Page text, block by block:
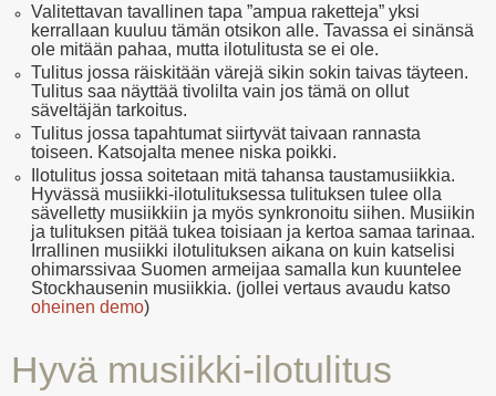
Valitettavan tavallinen tapa ”ampua raketteja” yksi
kerrallaan kuuluu tämän otsikon alle. Tavassa ei sinänsä
ole mitään pahaa, mutta ilotulitusta se ei ole.
Tulitus jossa räiskitään värejä sikin sokin taivas täyteen.
Tulitus saa näyttää tivolilta vain jos tämä on ollut
säveltäjän tarkoitus.
Tulitus jossa tapahtumat siirtyvät taivaan rannasta
toiseen. Katsojalta menee niska poikki.
Ilotulitus jossa soitetaan mitä tahansa taustamusiikkia.
Hyvässä musiikki-ilotulituksessa tulituksen tulee olla
sävelletty musiikkiin ja myös synkronoitu siihen. Musiikin
ja tulituksen pitää tukea toisiaan ja kertoa samaa tarinaa.
Irrallinen musiikki ilotulituksen aikana on kuin katselisi
ohimarssivaa Suomen armeijaa samalla kun kuuntelee
Stockhausenin musiikkia. (jollei vertaus avaudu katso
oheinen demo)
Hyvä musiikki-ilotulitus